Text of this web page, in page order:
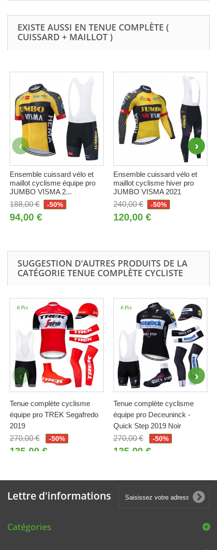
EXISTE AUSSI EN TENUE COMPLÈTE (
CUISSARD + MAILLOT )
Ensemble cuissard vélo et
maillot cyclisme équipe pro
JUMBO VISMA 2...
188,00 €
-50%
94,00 €
Ensemble cuissard vélo et
maillot cyclisme hiver pro
JUMBO VISMA 2021
240,00 €
-50%
120,00 €
SUGGESTION D'AUTRES PRODUITS DE LA
CATÉGORIE TENUE COMPLÈTE CYCLISTE
Tenue complète cyclisme
équipe pro TREK Segafredo
2019
270,00 €
-50%
135,00 €
Tenue complète cyclisme
équipe pro Deceuninck -
Quick Step 2019 Noir
270,00 €
-50%
135,00 €
Lettre d'informations
Catégories